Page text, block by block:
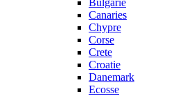
Bulgarie
Canaries
Chypre
Corse
Crete
Croatie
Danemark
Ecosse